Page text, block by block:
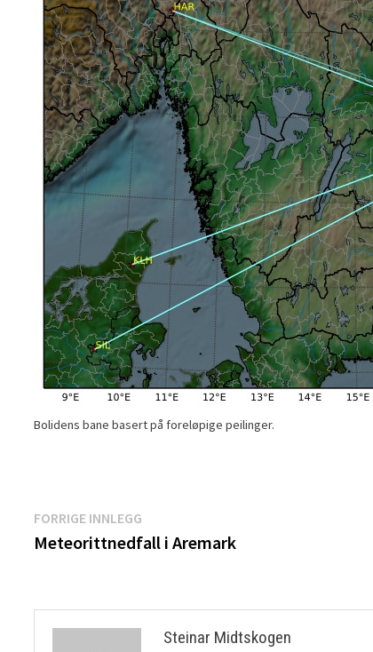
Bolidens bane basert på foreløpige peilinger.
Innleggsnavigasjon
FORRIGE INNLEGG
innlegg:
Meteorittnedfall i Aremark
Steinar Midtskogen